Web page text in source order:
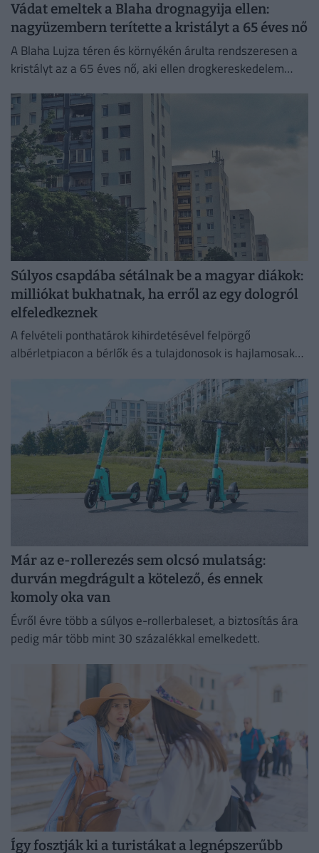
Vádat emeltek a Blaha drognagyija ellen:
nagyüzembern terítette a kristályt a 65 éves nő
A Blaha Lujza téren és környékén árulta rendszeresen a
kristályt az a 65 éves nő, aki ellen drogkereskedelem
Súlyos csapdába sétálnak be a magyar diákok:
milliókat bukhatnak, ha erről az egy dologról
elfeledkeznek
A felvételi ponthatárok kihirdetésével felpörgő
albérletpiacon a bérlők és a tulajdonosok is hajlamosak
Már az e-rollerezés sem olcsó mulatság:
durván megdrágult a kötelező, és ennek
komoly oka van
Évről évre több a súlyos e-rollerbaleset, a biztosítás ára
pedig már több mint 30 százalékkal emelkedett.
Így fosztják ki a turistákat a legnépszerűbb